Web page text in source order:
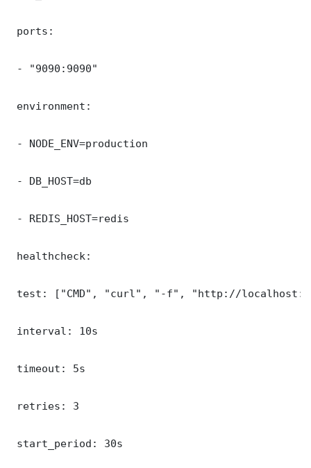
ports:
- "9090:9090"
environment:
- NODE_ENV=production
- DB_HOST=db
- REDIS_HOST=redis
healthcheck:
test: ["CMD", "curl", "-f", "http://
interval: 10s
timeout: 5s
retries: 3
start_period: 30s